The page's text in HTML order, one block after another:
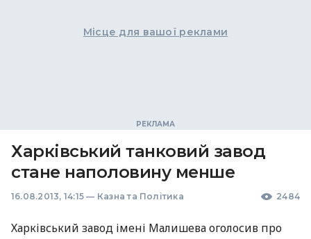
Місце для вашої реклами
Харківський танковий завод
стане наполовину менше
16.08.2013, 14:15 — Казна та Політика 2484
Харківський завод імені Малишева оголосив про